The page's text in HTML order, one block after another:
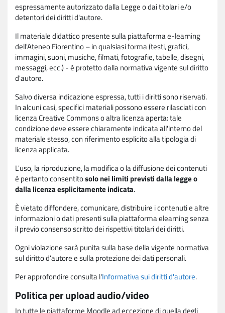
espressamente autorizzato dalla Legge o dai titolari e/o
detentori dei diritti d'autore.
Il materiale didattico presente sulla piattaforma e-learning
dell'Ateneo Fiorentino – in qualsiasi forma (testi, grafici,
immagini, suoni, musiche, filmati, fotografie, tabelle, disegni,
messaggi, ecc.) - è protetto dalla normativa vigente sul diritto
d'autore.
Salvo diversa indicazione espressa, tutti i diritti sono riservati.
In alcuni casi, specifici materiali possono essere rilasciati con
licenza Creative Commons o altra licenza aperta: tale
condizione deve essere chiaramente indicata all'interno del
materiale stesso, con riferimento esplicito alla tipologia di
licenza applicata.
L'uso, la riproduzione, la modifica o la diffusione dei contenuti
è pertanto consentitosolo nei limiti previsti dalla legge o
dalla licenza esplicitamente indicata.
È vietato diffondere, comunicare, distribuire i contenuti e altre
informazioni o dati presenti sulla piattaforma elearning senza
il previo consenso scritto dei rispettivi titolari dei diritti.
Ogni violazione sarà punita sulla base della vigente normativa
sul diritto d'autore e sulla protezione dei dati personali.
Per approfondire consulta l'Informativa sui diritti d'autore.
Politica per upload audio/video
In tutte le piattaforme Moodle ad eccezione di quella degli